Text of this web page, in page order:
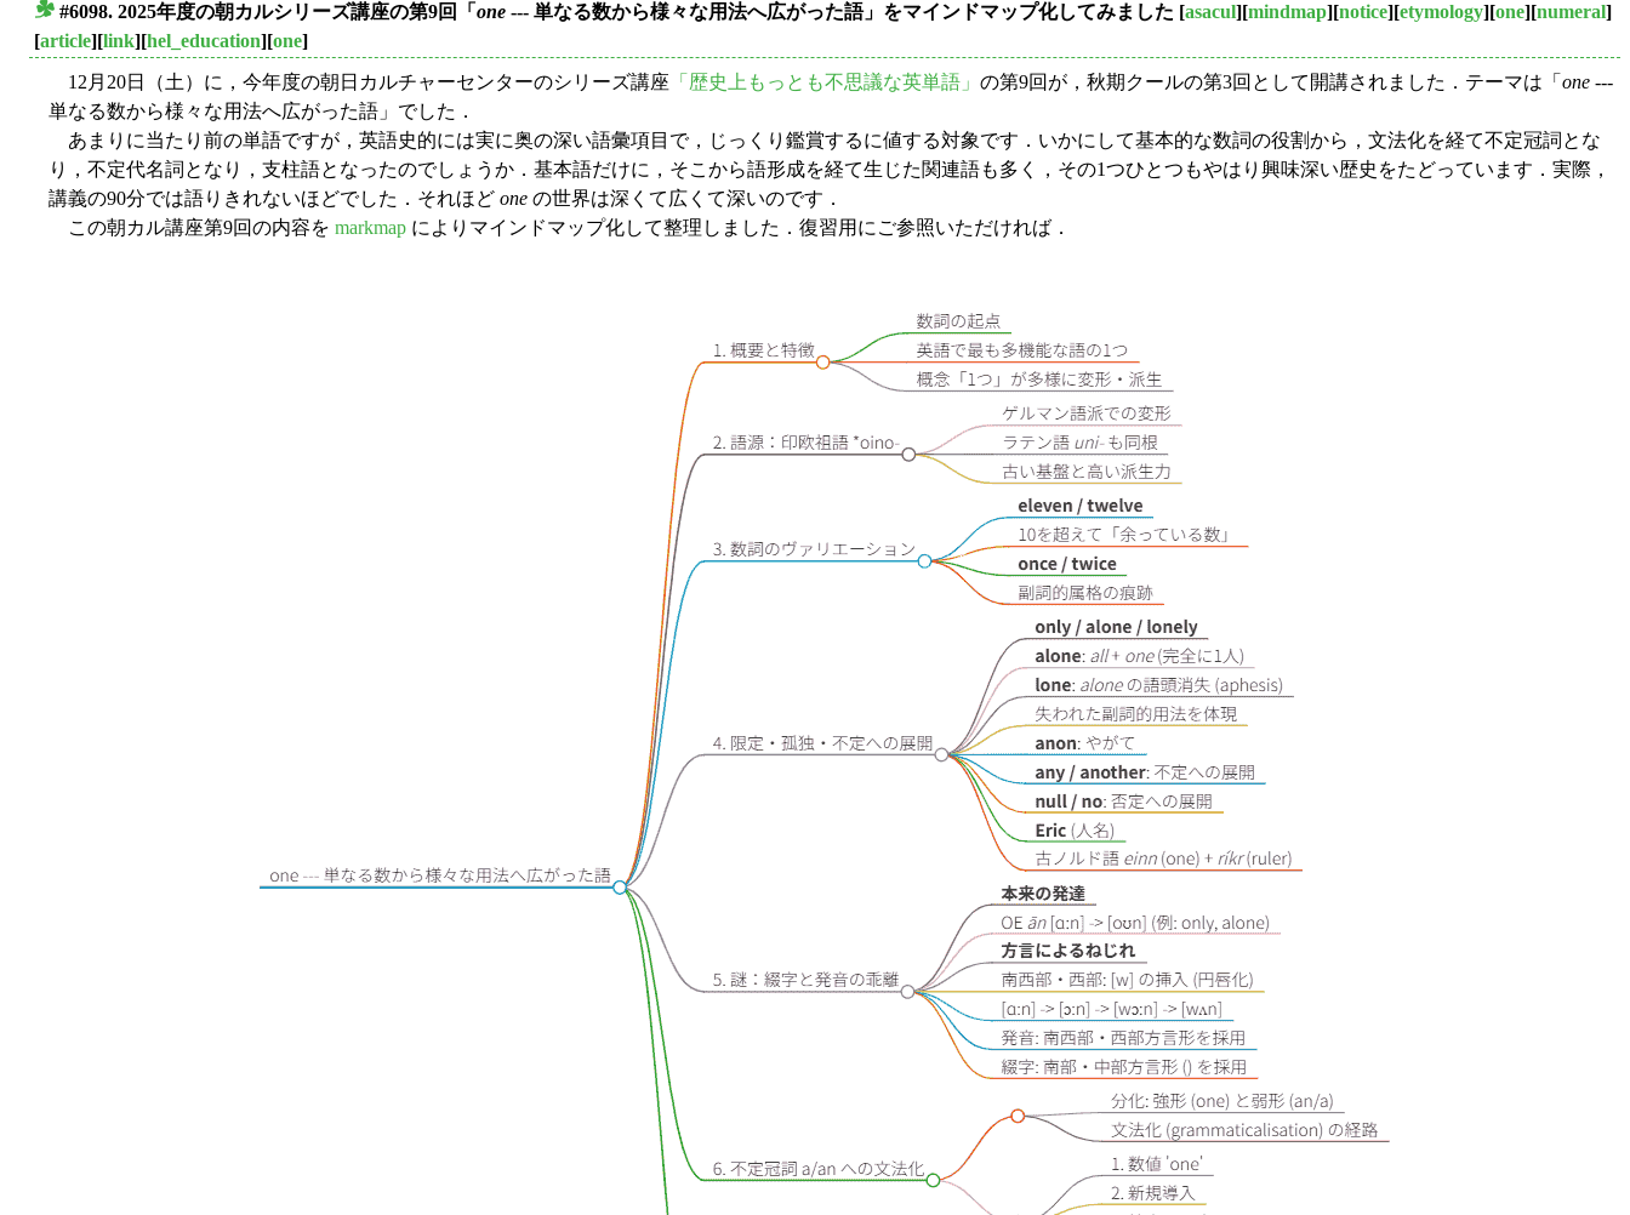
#6098. 2025年度の朝カルシリーズ講座の第9回「 one --- 単なる数から様々な用法へ広がった語」をマインドマップ化してみました [asacul][mindmap][notice][etymology][one][numeral]
[article][link][hel_education][one]
12月20日（土）に，今年度の朝日カルチャーセンターのシリーズ講座 「歴史上もっとも不思議な英単語」 の第9回が，秋期クールの第3回として開講されました．テーマは「 one ---
単なる数から様々な用法へ広がった語」でした．
あまりに当たり前の単語ですが，英語史的には実に奥の深い語彙項目で，じっくり鑑賞するに値する対象です．いかにして基本的な数詞の役割から，文法化を経て不定冠詞とな
り，不定代名詞となり，支柱語となったのでしょうか．基本語だけに，そこから語形成を経て生じた関連語も多く，その1つひとつもやはり興味深い歴史をたどっています．実際，
講義の90分では語りきれないほどでした．それほど one の世界は深くて広くて深いのです．
この朝カル講座第9回の内容を markmap によりマインドマップ化して整理しました．復習用にご参照いただければ．